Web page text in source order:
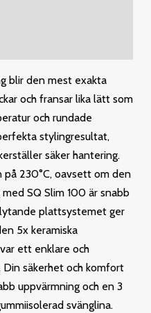
blir den mest exakta
och fransar lika lätt som
och rundade
stylingresultat,
säker hantering.
230°C, oavsett om den
SQ Slim 100 är snabb
plattsystemet ger
5x keramiska
ett enklare och
säkerhet och komfort
uppvärmning och en 3
svänglina.